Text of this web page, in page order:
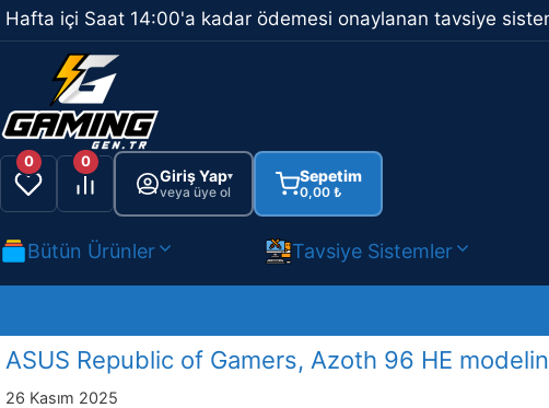
İçeriğe
atla
Hafta içi Saat 14:00'a kadar ödemesi onaylanan tavsiye
0 0
Giriş Yap▾
veya üye ol
Sepetim
0,00 ₺
Bütün Ürünler Tavsiye Sistemler
ASUS Republic of Gamers, Azoth 96 HE
26 Kasım 2025